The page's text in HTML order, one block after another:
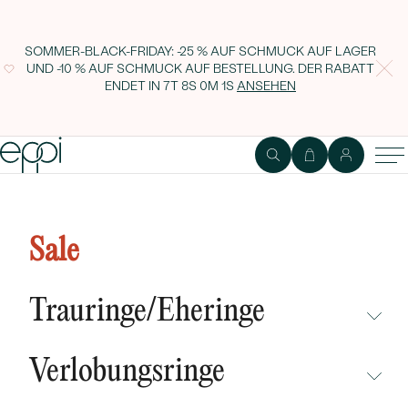
SOMMER-BLACK-FRIDAY: -25 % AUF SCHMUCK AUF LAGER
UND -10 % AUF SCHMUCK AUF BESTELLUNG. DER RABATT
ENDET IN 7T 8S 0M 0S ANSEHEN
Sale
Trauringe/Eheringe
NEUHEITEN
Verlobungsringe
voller Lab Grown Diamanten
Ubline